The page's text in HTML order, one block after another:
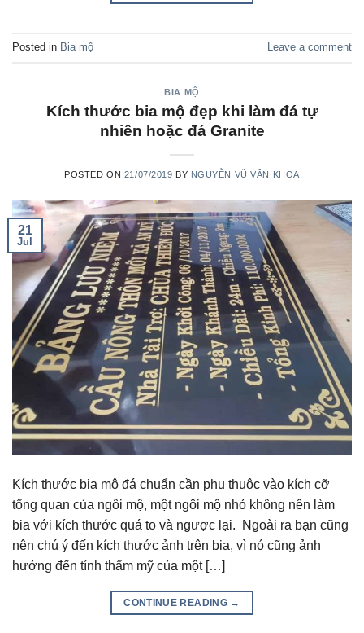
Posted in Bia mộ Leave a comment
BIA MỘ
Kích thước bia mộ đẹp khi làm đá tự
nhiên hoặc đá Granite
POSTED ON 21/07/2019 BY NGUYỄN VŨ VĂN KHOA
21
Jul
Kích thước bia mộ đá chuẩn cần phụ thuộc vào kích cỡ
tổng quan của ngôi mộ, một ngôi mộ nhỏ không nên làm
bia với kích thước quá to và ngược lại. Ngoài ra bạn cũng
nên chú ý đến kích thước ảnh trên bia, vì nó cũng ảnh
hưởng đến tính thẩm mỹ của một […]
CONTINUE READING →